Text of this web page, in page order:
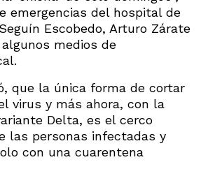
emergencias del hospital de
Escobedo, Arturo Zárate
medios de
que la única forma de cortar
virus y más ahora, con la
Delta, es el cerco
las personas infectadas y
con una cuarentena